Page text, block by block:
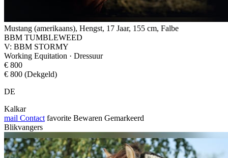
Mustang (amerikaans), Hengst, 17 Jaar, 155 cm, Falbe
BBM TUMBLEWEED
V: BBM STORMY
Working Equitation · Dressuur
€ 800
€ 800 (Dekgeld)
DE
Kalkar
mail Contact favorite Bewaren Gemarkeerd
Blikvangers